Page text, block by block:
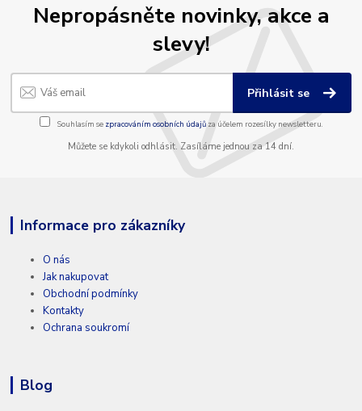
Nepropásněte novinky, akce a
slevy!
Přihlásit se
Souhlasím se zpracováním osobních údajůza účelem rozesílky newsletteru.
Můžete se kdykoli odhlásit. Zasíláme jednou za 14 dní.
Informace pro zákazníky
O nás
Jak nakupovat
Obchodní podmínky
Kontakty
Ochrana soukromí
Blog